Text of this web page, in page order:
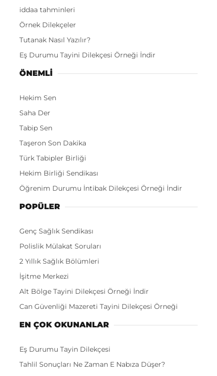
iddaa tahminleri
Örnek Dilekçeler
Tutanak Nasıl Yazılır?
Eş Durumu Tayini Dilekçesi Örneği İndir
ÖNEMLI
Hekim Sen
Saha Der
Tabip Sen
Taşeron Son Dakika
Türk Tabipler Birliği
Hekim Birliği Sendikası
Öğrenim Durumu İntibak Dilekçesi Örneği İndir
POPÜLER
Genç Sağlık Sendikası
Polislik Mülakat Soruları
2 Yıllık Sağlık Bölümleri
İşitme Merkezi
Alt Bölge Tayini Dilekçesi Örneği İndir
Can Güvenliği Mazereti Tayini Dilekçesi Örneği
EN ÇOK OKUNANLAR
Eş Durumu Tayin Dilekçesi
Tahlil Sonuçları Ne Zaman E Nabıza Düşer?